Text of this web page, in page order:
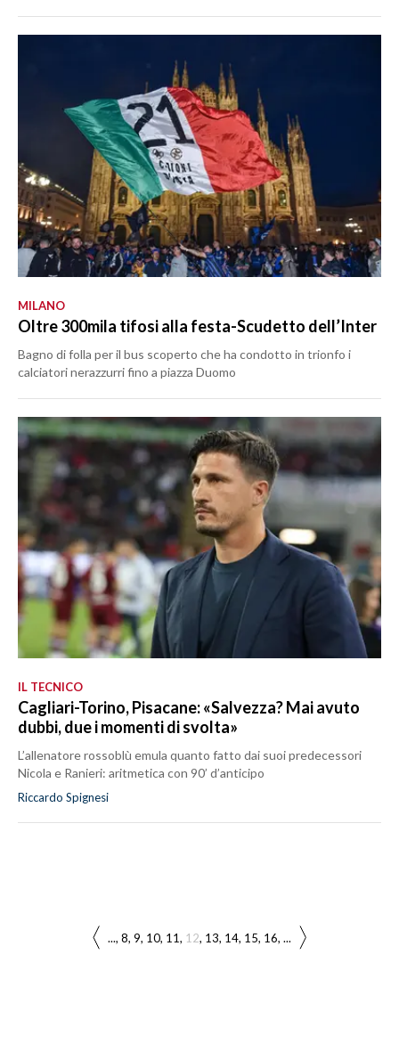
MILANO
Oltre 300mila tifosi alla festa-Scudetto dell’Inter
Bagno di folla per il bus scoperto che ha condotto in trionfo i
calciatori nerazzurri fino a piazza Duomo
IL TECNICO
Cagliari-Torino, Pisacane: «Salvezza? Mai avuto
dubbi, due i momenti di svolta»
L’allenatore rossoblù emula quanto fatto dai suoi predecessori
Nicola e Ranieri: aritmetica con 90’ d’anticipo
Riccardo Spignesi
... 8 9 10 11 12 13 14 15 16 ...